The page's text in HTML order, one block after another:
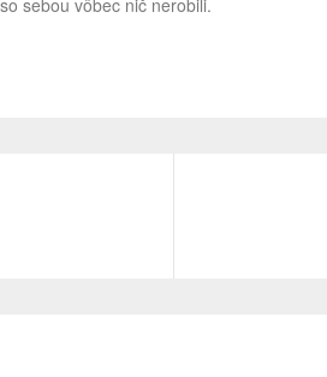
sebou vôbec nič nerobili.